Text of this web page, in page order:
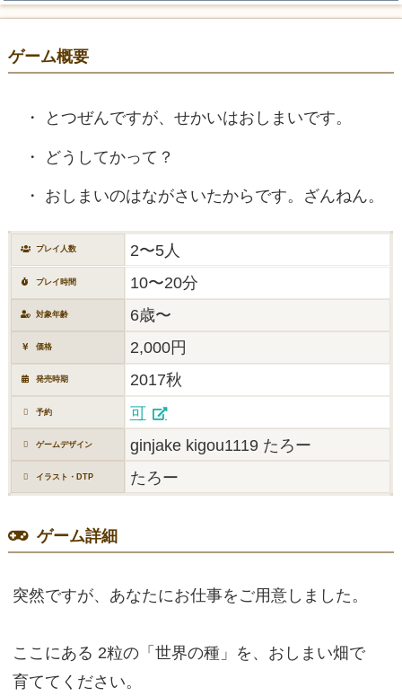
ゲーム概要
とつぜんですが、せかいはおしまいです。
どうしてかって？
おしまいのはながさいたからです。ざんねん。
プレイ人数 2〜5人
プレイ時間 10〜20分
対象年齢 6歳〜
価格 2,000円
発売時期 2017秋
予約 可
ゲームデザイン ginjake kigou1119 たろー
イラスト・DTP たろー
ゲーム詳細
突然ですが、あなたにお仕事をご用意しました。
ここにある 2粒の「世界の種」を、おしまい畑で
育ててください。